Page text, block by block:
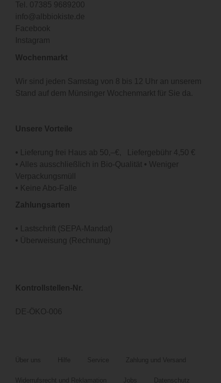
Tel. 07385 9689200
info@albbiokiste.de
Facebook
Instagram
Wochenmarkt
Wir sind jeden Samstag von 8 bis 12 Uhr an unserem
Stand auf dem Münsinger Wochenmarkt für Sie da.
Unsere Vorteile
• Lieferung frei Haus ab 50,–€, Liefergebühr 4,50 €
• Alles ausschließlich in Bio-Qualität • Weniger
Verpackungsmüll
• Keine Abo-Falle
Zahlungsarten
• Lastschrift (SEPA-Mandat)
• Überweisung (Rechnung)
Kontrollstellen-Nr.
DE-ÖKO-006
Über uns Hilfe Service Zahlung und Versand
Widerrufsrecht und Reklamation Jobs Datenschutz